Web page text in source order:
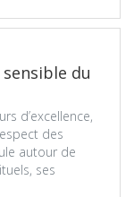
du
d’excellence,
des
autour de
ses